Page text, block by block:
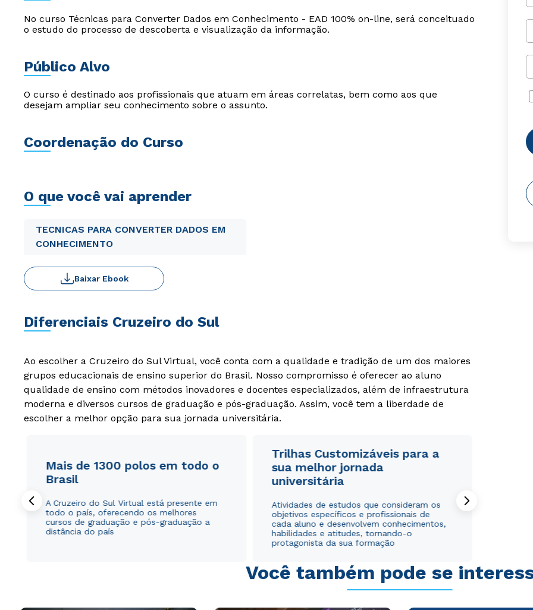
No curso Técnicas para Converter Dados em Conhecimento - EAD 100% on-line, será conceituado
o estudo do processo de descoberta e visualização da informação.
Público Alvo
O curso é destinado aos profissionais que atuam em áreas correlatas, bem como aos que
desejam ampliar seu conhecimento sobre o assunto.
Coordenação do Curso
O que você vai aprender
TECNICAS PARA CONVERTER DADOS EM
CONHECIMENTO
Baixar Ebook
Diferenciais Cruzeiro do Sul
Ao escolher a Cruzeiro do Sul Virtual, você conta com a qualidade e tradição de um dos maiores
grupos educacionais de ensino superior do Brasil. Nosso compromisso é oferecer ao aluno
qualidade de ensino com métodos inovadores e docentes especializados, além de infraestrutura
moderna e diversos cursos de graduação e pós-graduação. Assim, você tem a liberdade de
escolher a melhor opção para sua jornada universitária.
Mais de 1300 polos em todo o
Brasil
A Cruzeiro do Sul Virtual está presente em
todo o país, oferecendo os melhores
cursos de graduação e pós-graduação a
distância do país
Trilhas Customizáveis para a
sua melhor jornada
universitária
Atividades de estudos que consideram os
objetivos específicos e profissionais de
cada aluno e desenvolvem conhecimentos,
habilidades e atitudes, tornando-o
protagonista da sua formação
Você também pode se
WhatsApp
ou
WhatsApp
ou